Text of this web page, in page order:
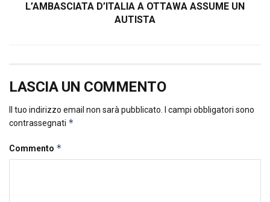
L’AMBASCIATA D’ITALIA A OTTAWA ASSUME UN
AUTISTA
LASCIA UN COMMENTO
Il tuo indirizzo email non sarà pubblicato.
I campi obbligatori sono
contrassegnati *
Commento *